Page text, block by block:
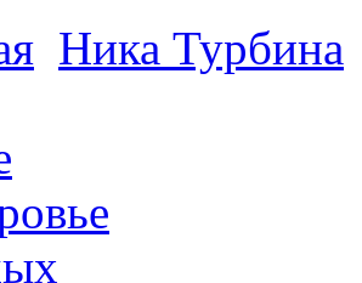
Ника Турбина